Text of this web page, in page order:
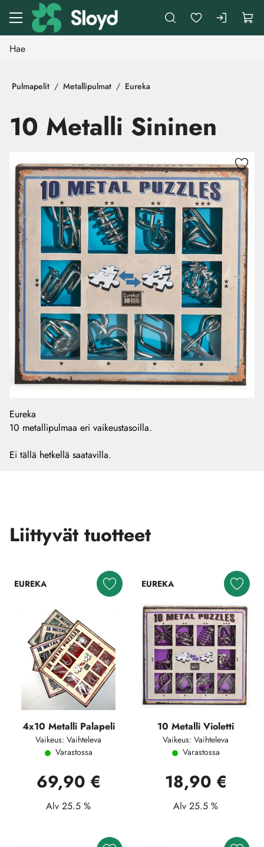
Siirry pääsisältöön
Pulmapelit Metallipulmat Eureka
10 Metalli Sininen
Eureka
10 metallipulmaa eri vaikeustasoilla.
Ei tällä hetkellä saatavilla.
Liittyvät tuotteet
EUREKA
4x10 Metalli Palapeli
Vaikeus: Vaihteleva
Varastossa
69,90 €
Alv 25.5 %
EUREKA
10 Metalli Violetti
Vaikeus: Vaihteleva
Varastossa
18,90 €
Alv 25.5 %